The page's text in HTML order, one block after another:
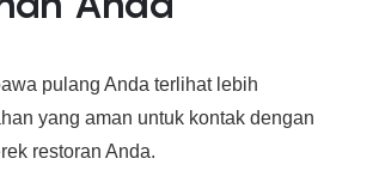
pulang Anda terlihat lebih
yang aman untuk kontak dengan
restoran Anda.